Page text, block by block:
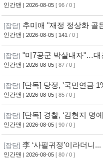
인간맨 | 2026-08-05 [ 96 / 0 ]
[잡담] 추미애 "재정 정상화 골
선언
인간맨 | 2026-08-05 [ 141 / 0 ]
[잡담] "미7공군 박살내자"…대
무단침입 [영상]
인간맨 | 2026-08-05 [ 87 / 0 ]
[잡담] [단독] 당정, '국민연금
토
인간맨 | 2026-08-05 [ 85 / 0 ]
[잡담] [단독] 경찰, ‘김현지 명
치
인간맨 | 2026-08-05 [ 90 / 0 ]
[잡담] 李 ‘사필귀정’이라더니
인간맨 | 2026-08-05 [ 80 / 0 ]